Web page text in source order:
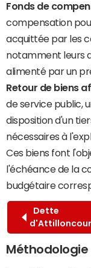
Fonds de
compensation
acquittée par les
notamment leurs
alimenté par un
Retour de biens
de service public,
disposition d'un
nécessaires à
Ces biens font
l'échéance de la
budgétaire
Dette
Méthodologie